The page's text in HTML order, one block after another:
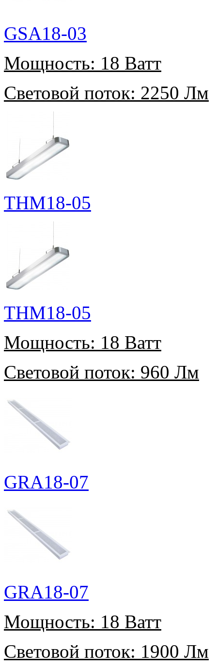
GSA18-03
Мощность: 18 Ватт
Световой поток: 2250 Лм
THM18-05
THM18-05
Мощность: 18 Ватт
Световой поток: 960 Лм
GRA18-07
GRA18-07
Мощность: 18 Ватт
Световой поток: 1900 Лм